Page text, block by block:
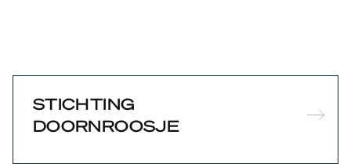
STICHTING
DOORNROOSJE